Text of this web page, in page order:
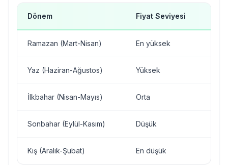
Dönem Fiyat Seviyesi
Ramazan (Mart-Nisan) En yüksek
Yaz (Haziran-Ağustos) Yüksek
İlkbahar (Nisan-Mayıs) Orta
Sonbahar (Eylül-Kasım) Düşük
Kış (Aralık-Şubat) En düşük